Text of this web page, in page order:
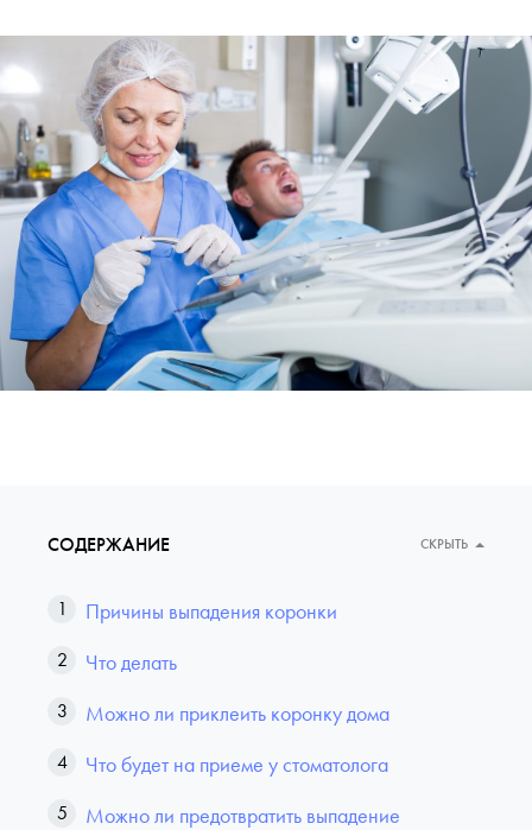
СОДЕРЖАНИЕ СКРЫТЬ
Причины выпадения коронки
Что делать
Можно ли приклеить коронку дома
Что будет на приеме у стоматолога
Можно ли предотвратить выпадение